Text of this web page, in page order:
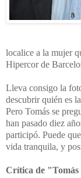
localice a la mujer
Hipercor de
Lleva consigo la
descubrir quién es
Pero Tomás se
han pasado diez
participó. Puede
vida tranquila, y
Crítica de "Tomás